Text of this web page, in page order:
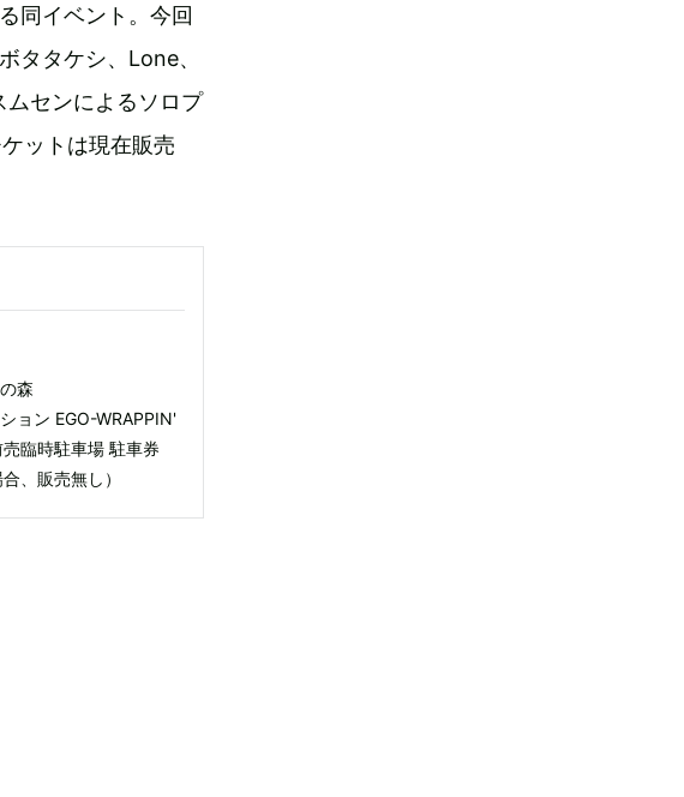
同イベント。今回
タタケシ、Lone、
センによるソロプ
ットは現在販売
森
ョン EGO-WRAPPIN'
臨時駐車場 駐車券
、販売無し）